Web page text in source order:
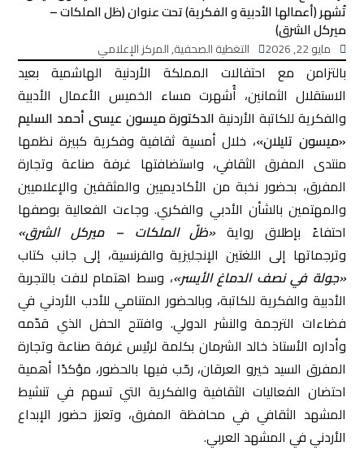
تُشهر (أعمالها الأدبية و الفكرية) تحت عنوان (ظل الملكات –
ميركل الشرق)
مايو 22, 2026 التغطية الصحفية,المركز الإعلامي
بالتزامن مع احتفالات المملكة الأردنية الهاشمية بعيد
الاستقلال الثمانين، أُشهرت مساء الخميس الأعمال الأدبية
والفكرية للكاتبة الأردنية الدكتورة ميسون عيسى أحمد السليم
«ميسون تليلان»، خلال أمسية ثقافية وفكرية كبيرة نظمها
منتدى المفرق الثقافي، واستضافتها غرفة صناعة وتجارة
المفرق، بحضور نخبة من الأكاديميين والمثقفين والإعلاميين
والمهتمين بالشأن الأدبي والفكري. وجاءت الفعالية بوصفها
احتفاءً بإطلاق رواية«ظلّ الملكات – ميركل الشرق»
وترجماتها إلى اللغتين الإنجليزية والفرنسية، إلى جانب كتاب
«جولة في نصف الدماغ الأيسر»، وسط اهتمام لافت بالتجربة
الأدبية والفكرية للكاتبة، وبالحضور المتنامي للأدب الأردني في
فضاءات الترجمة والنشر الدولي. وافتتح الحفل الذي قدّمه
وأداره الأستاذ خالد الشرمان بكلمة لرئيس غرفة صناعة وتجارة
المفرق السيد خيرو العرقان، رحّب فيها بالحضور، مؤكدًا أهمية
احتضان الفعاليات الثقافية والفكرية التي تسهم في تنشيط
المشهد الثقافي في محافظة المفرق، وتعزز حضور الإبداع
الأردني في المشهد العربي.